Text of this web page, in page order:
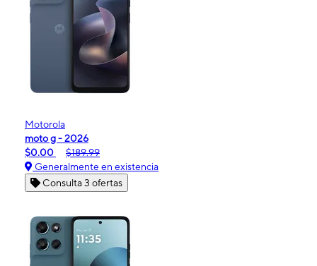
Motorola
moto g - 2026
$0.00
$189.99
Generalmente en existencia
Consulta 3 ofertas